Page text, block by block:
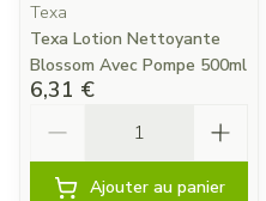
Texa
Texa Lotion Nettoyante
Blossom Avec Pompe 500ml
6,31 €
Ajouter au panier